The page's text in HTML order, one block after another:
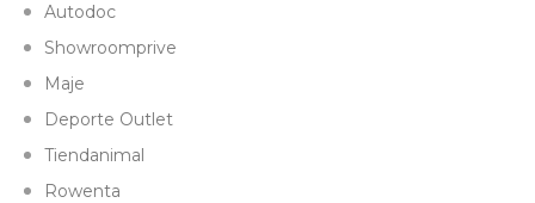
Autodoc
Showroomprive
Maje
Deporte Outlet
Tiendanimal
Rowenta